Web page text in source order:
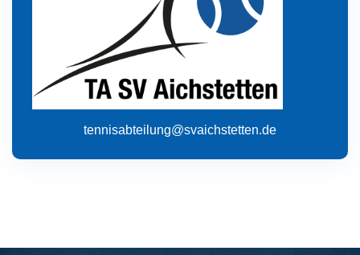
tennisabteilung@svaichstetten.de